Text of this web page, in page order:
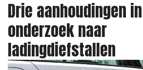
Drie aanhoudingen in
onderzoek naar
ladingdiefstallen